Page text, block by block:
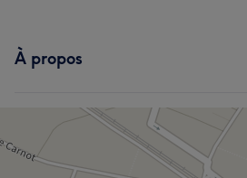
À propos